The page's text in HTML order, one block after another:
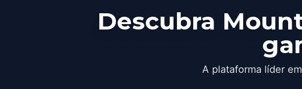
Descubra
A plataforma líder